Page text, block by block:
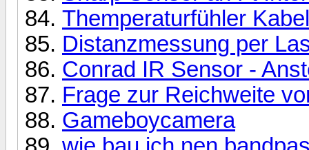
Themperaturfühler
Distanzmessung per
Conrad IR Sensor -
Frage zur Reichweite
Gameboycamera